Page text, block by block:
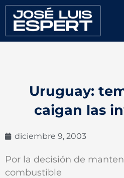
contenido
Uruguay:
caigan las
diciembre 9, 2003
Por la decisión de
combustible